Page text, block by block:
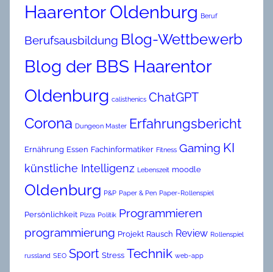
Haarentor Oldenburg Beruf
Berufsausbildung Blog-Wettbewerb
Blog der BBS Haarentor
Oldenburg calisthenics ChatGPT
Corona Dungeon Master Erfahrungsbericht
Ernährung Essen Fachinformatiker Fitness Gaming KI
künstliche Intelligenz Lebenszeit moodle
Oldenburg P&P Paper & Pen Paper-Rollenspiel
Persönlichkeit Pizza Politik Programmieren
programmierung Projekt Rausch Review Rollenspiel
russland SEO Sport Stress Technik web-app